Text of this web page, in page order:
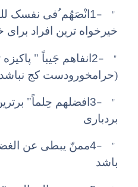
1- " انْصَهُم ُ‌فی نفسک
خیرخواه ترین افراد برای
2- "انفاهم جَیباً "
(حرامخورودست کج نباشد
3- " افضلهم حِلماً"
بردباری
4- "ممنّ یبطی عن
باشد